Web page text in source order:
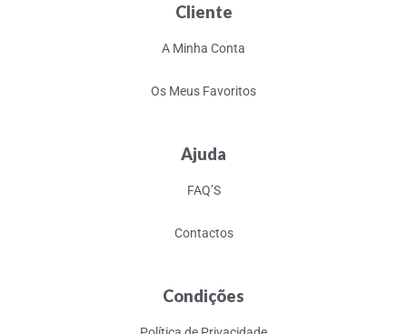
Cliente
A Minha Conta
Os Meus Favoritos
Ajuda
FAQ’S
Contactos
Condições